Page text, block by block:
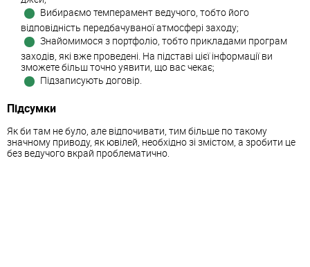
Вибираємо темперамент ведучого, тобто його
відповідність передбачуваної атмосфері заходу;
Знайомимося з портфоліо, тобто прикладами програм
заходів, які вже проведені. На підставі цієї інформації ви
зможете більш точно уявити, що вас чекає;
Підзаписують договір.
Підсумки
Як би там не було, але відпочивати, тим більше по такому
значному приводу, як ювілей, необхідно зі змістом, а зробити це
без ведучого вкрай проблематично.